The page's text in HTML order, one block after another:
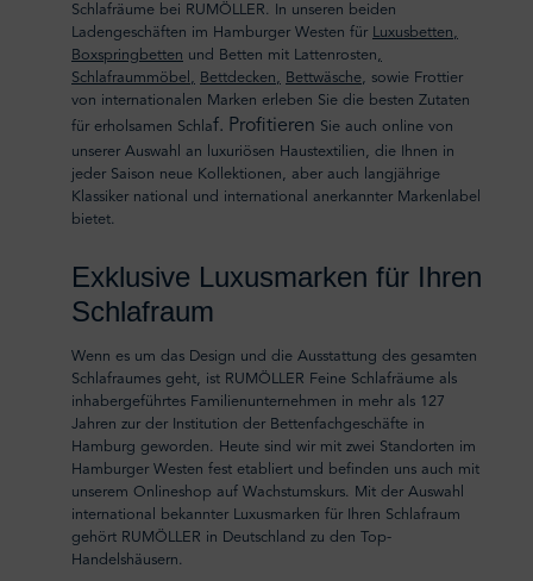
Schlafräume bei RUMÖLLER. In unseren beiden
Ladengeschäften im Hamburger Westen für
Luxusbetten,
Boxspringbetten und Betten mit Lattenrosten
Schlafraummöbel,
Bettdecken, Bettwäsche , sowie Frottier
von internationalen Marken erleben Sie die besten Zutaten
für erholsamen Schlaf. Profitieren Sie auch online von
unserer Auswahl an luxuriösen Haustextilien, die Ihnen in
jeder Saison neue Kollektionen, aber auch langjährige
Klassiker national und international anerkannter Markenlabel
bietet.
Exklusive Luxusmarken für Ihren
Schlafraum
Wenn es um das Design und die Ausstattung des gesamten
Schlafraumes geht, ist RUMÖLLER Feine Schlafräume als
inhabergeführtes Familienunternehmen in mehr als 127
Jahren zur der Institution der Bettenfachgeschäfte in
Hamburg geworden. Heute sind wir mit zwei Standorten im
Hamburger Westen fest etabliert und befinden uns auch mit
unserem Onlineshop auf Wachstumskurs. Mit der Auswahl
international bekannter Luxusmarken für Ihren Schlafraum
gehört RUMÖLLER in Deutschland zu den Top-
Handelshäusern.